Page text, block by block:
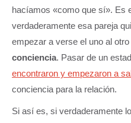
hacíamos «como que sí». Es
verdaderamente esa pareja
empezar a verse el uno al
conciencia. Pasar de un
encontraron y empezaron a
conciencia para la relación.
Si así es, si verdaderamente